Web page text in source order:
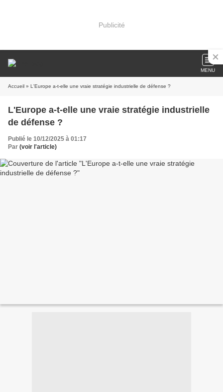
Publicité
MENU
Accueil » L'Europe a-t-elle une vraie stratégie industrielle de défense ?
L'Europe a-t-elle une vraie stratégie industrielle
de défense ?
Publié le 10/12/2025 à 01:17
Par (voir l'article)